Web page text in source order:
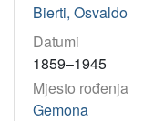
Bierti, Osvaldo
Datumi
1859–1945
Mjesto rođenja
Gemona